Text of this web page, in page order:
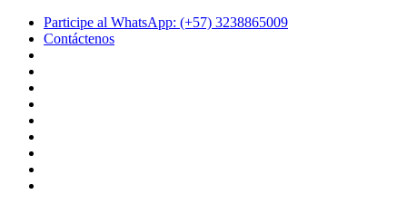
Participe al WhatsApp: (+57) 3238865009
Contáctenos